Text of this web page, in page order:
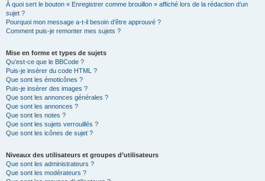
À quoi sert le bouton « Enregistrer comme brouillon » affiché lors de la rédaction d’un
sujet ?
Pourquoi mon message a-t-il besoin d’être approuvé ?
Comment puis-je remonter mes sujets ?
Mise en forme et types de sujets
Qu’est-ce que le BBCode ?
Puis-je insérer du code HTML ?
Que sont les émoticônes ?
Puis-je insérer des images ?
Que sont les annonces générales ?
Que sont les annonces ?
Que sont les notes ?
Que sont les sujets verrouillés ?
Que sont les icônes de sujet ?
Niveaux des utilisateurs et groupes d’utilisateurs
Que sont les administrateurs ?
Que sont les modérateurs ?